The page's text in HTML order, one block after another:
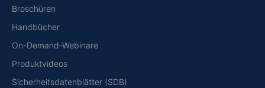
Broschüren
Handbücher
On-Demand-Webinare
Produktvideos
Sicherheitsdatenblätter (SDB)